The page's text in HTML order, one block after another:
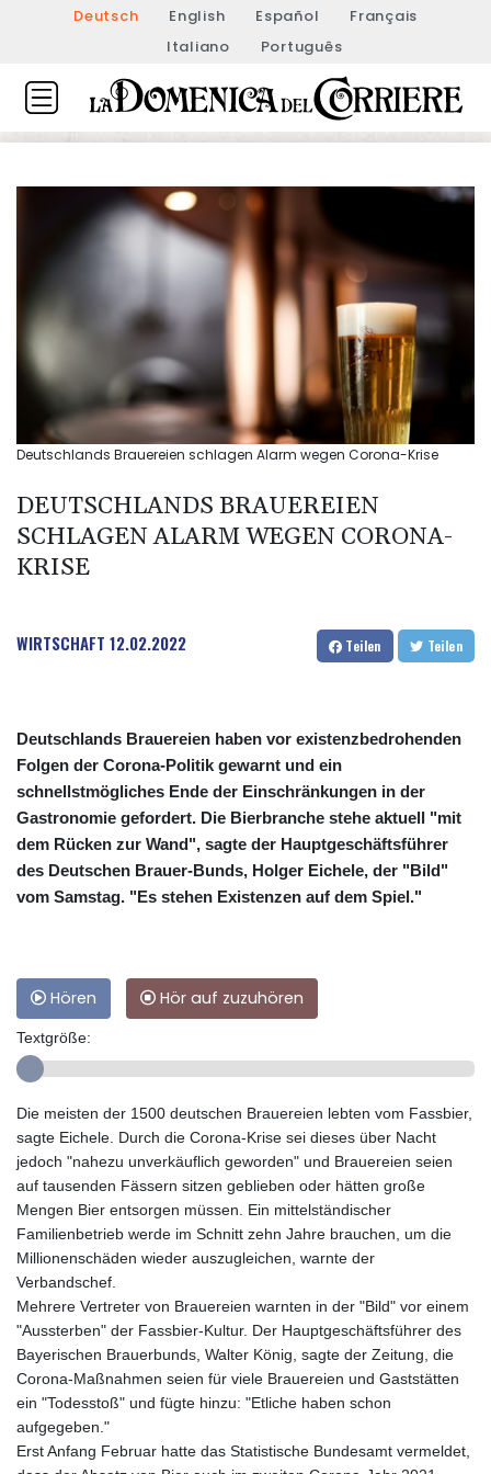
Deutsch English Español
Français
Italiano
Português
Deutschlands Brauereien schlagen Alarm wegen Corona-Krise
DEUTSCHLANDS BRAUEREIEN
SCHLAGEN ALARM WEGEN CORONA-
KRISE
WIRTSCHAFT 12.02.2022 Teilen Teilen
Deutschlands Brauereien haben vor existenzbedrohenden
Folgen der Corona-Politik gewarnt und ein
schnellstmögliches Ende der Einschränkungen in der
Gastronomie gefordert. Die Bierbranche stehe aktuell "mit
dem Rücken zur Wand", sagte der Hauptgeschäftsführer
des Deutschen Brauer-Bunds, Holger Eichele, der "Bild"
vom Samstag. "Es stehen Existenzen auf dem Spiel."
Hören Hör auf zuzuhören
Textgröße:
Die meisten der 1500 deutschen Brauereien lebten vom Fassbier,
sagte Eichele. Durch die Corona-Krise sei dieses über Nacht
jedoch "nahezu unverkäuflich geworden" und Brauereien seien
auf tausenden Fässern sitzen geblieben oder hätten große
Mengen Bier entsorgen müssen. Ein mittelständischer
Familienbetrieb werde im Schnitt zehn Jahre brauchen, um die
Millionenschäden wieder auszugleichen, warnte der
Verbandschef.
Mehrere Vertreter von Brauereien warnten in der "Bild" vor einem
"Aussterben" der Fassbier-Kultur. Der Hauptgeschäftsführer des
Bayerischen Brauerbunds, Walter König, sagte der Zeitung, die
Corona-Maßnahmen seien für viele Brauereien und Gaststätten
ein "Todesstoß" und fügte hinzu: "Etliche haben schon
aufgegeben."
Erst Anfang Februar hatte das Statistische Bundesamt vermeldet,